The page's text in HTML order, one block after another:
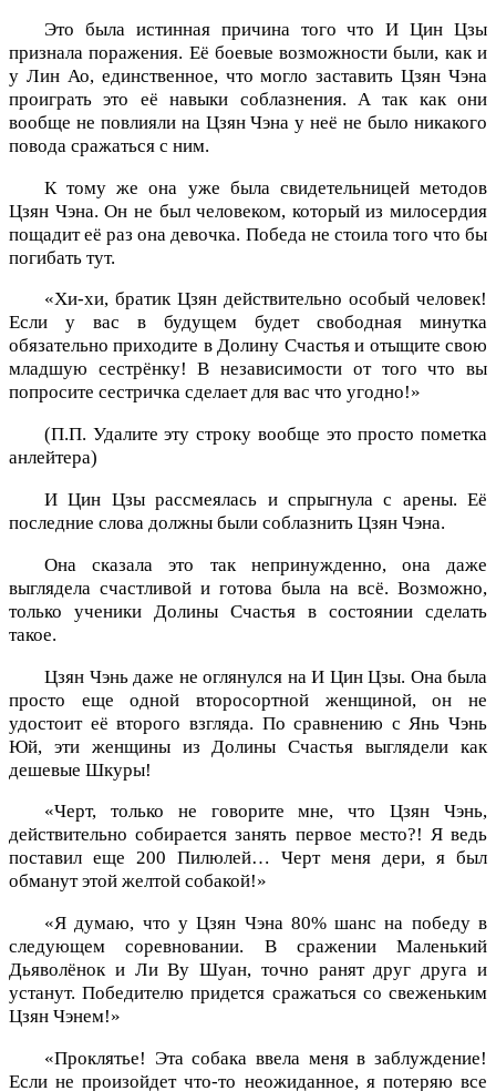
Это была истинная причина того что И Цин Цзы
признала поражения. Её боевые возможности были, как и
у Лин Ао, единственное, что могло заставить Цзян Чэна
проиграть это её навыки соблазнения. А так как они
вообще не повлияли на Цзян Чэна у неё не было никакого
повода сражаться с ним.
К тому же она уже была свидетельницей методов
Цзян Чэна. Он не был человеком, который из милосердия
пощадит её раз она девочка. Победа не стоила того что бы
погибать тут.
«Хи-хи, братик Цзян действительно особый человек!
Если у вас в будущем будет свободная минутка
обязательно приходите в Долину Счастья и отыщите свою
младшую сестрёнку! В независимости от того что вы
попросите сестричка сделает для вас что угодно!»
(П.П. Удалите эту строку вообще это просто пометка
анлейтера)
И Цин Цзы рассмеялась и спрыгнула с арены. Её
последние слова должны были соблазнить Цзян Чэна.
Она сказала это так непринужденно, она даже
выглядела счастливой и готова была на всё. Возможно,
только ученики Долины Счастья в состоянии сделать
такое.
Цзян Чэнь даже не оглянулся на И Цин Цзы. Она была
просто еще одной второсортной женщиной, он не
удостоит её второго взгляда. По сравнению с Янь Чэнь
Юй, эти женщины из Долины Счастья выглядели как
дешевые Шкуры!
«Черт, только не говорите мне, что Цзян Чэнь,
действительно собирается занять первое место?! Я ведь
поставил еще 200 Пилюлей… Черт меня дери, я был
обманут этой желтой собакой!»
«Я думаю, что у Цзян Чэна 80% шанс на победу в
следующем соревновании. В сражении Маленький
Дьяволёнок и Ли Ву Шуан, точно ранят друг друга и
устанут. Победителю придется сражаться со свеженьким
Цзян Чэнем!»
«Проклятье! Эта собака ввела меня в заблуждение!
Если не произойдет что-то неожиданное, я потеряю все